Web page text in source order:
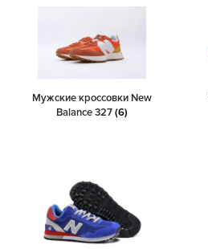
Мужские кроссовки New
Balance 327(6)